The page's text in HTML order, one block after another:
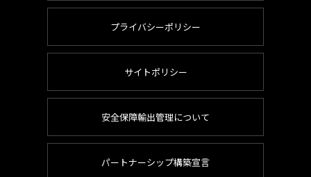
プライバシーポリシー
サイトポリシー
安全保障輸出管理について
パートナーシップ構築宣言